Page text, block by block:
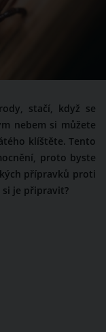
stačí, když se
nebem si můžete
klíštěte. Tento
proto byste
přípravků proti
si je připravit?